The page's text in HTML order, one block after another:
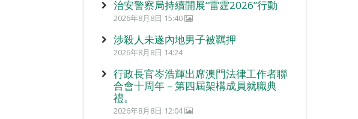
治安警察局持續開展“雷霆2026”行動
2026年8月8日 15:40
涉殺人未遂內地男子被羈押
2026年8月8日 14:24
行政長官岑浩輝出席澳門法律工作者聯
合會十周年 – 第四屆架構成員就職典
禮。
2026年8月8日 12:04